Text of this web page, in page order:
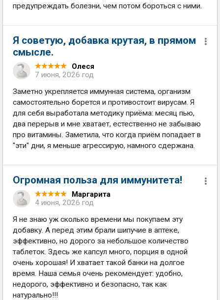
предупреждать болезни, чем потом бороться с ними.
Я советую, добавка крутая, в прямом
смысле.
Олеся
7 июня, 2026 год
Заметно укрепляется иммунная система, организм
самостоятельно борется и противостоит вирусам. Я
для себя выработала методику приёма: месяц пью,
два перерыв и мне хватает, естественно не забываю
про витамины. Заметила, что когда приём попадает в
"эти" дни, я меньше агрессирую, намного сдержана.
Огромная польза для иммунитета!
Маргарита
4 июня, 2026 год
Я не знаю уж сколько времени мы покупаем эту
добавку. А перед этим брали шипучие в аптеке,
эффективно, но дорого за небольшое количество
таблеток. Здесь же капсул много, порция в одной
очень хорошая! И хватает такой банки на долгое
время. Наша семья очень рекомендует: удобно,
недорого, эффективно и безопасно, так как
натурально!!!